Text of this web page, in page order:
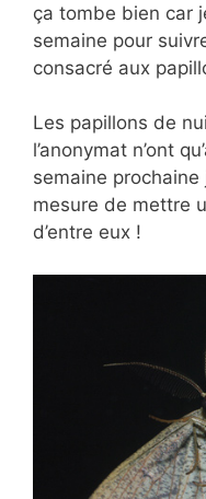
ça tombe bien car
semaine pour
consacré aux
Les papillons de
l’anonymat n’ont
semaine
mesure de mettre
d’entre eux !